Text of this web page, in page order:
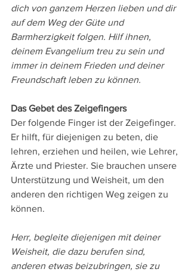
dich von ganzem Herzen lieben und dir
auf dem Weg der Güte und
Barmherzigkeit folgen. Hilf ihnen,
deinem Evangelium treu zu sein und
immer in deinem Frieden und deiner
Freundschaft leben zu können.
Das Gebet des Zeigefingers
Der folgende Finger ist der Zeigefinger.
Er hilft, für diejenigen zu beten, die
lehren, erziehen und heilen, wie Lehrer,
Ärzte und Priester. Sie brauchen unsere
Unterstützung und Weisheit, um den
anderen den richtigen Weg zeigen zu
können.
Herr, begleite diejenigen mit deiner
Weisheit, die dazu berufen sind,
anderen etwas beizubringen, sie zu